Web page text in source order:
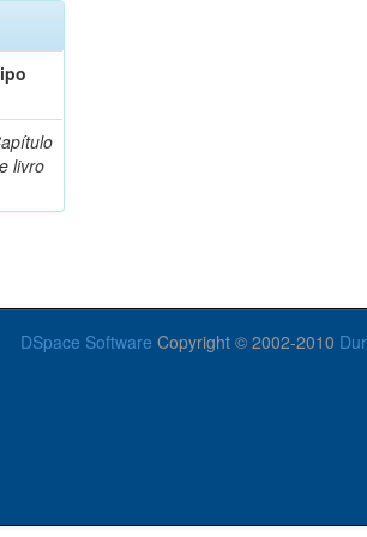
livro
DSpace Software Copyright © 2002-2010